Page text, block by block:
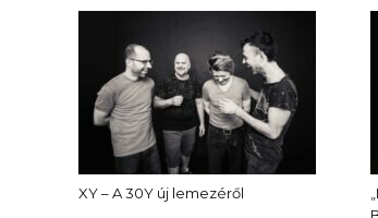
XY – A 30Y új lemezéről